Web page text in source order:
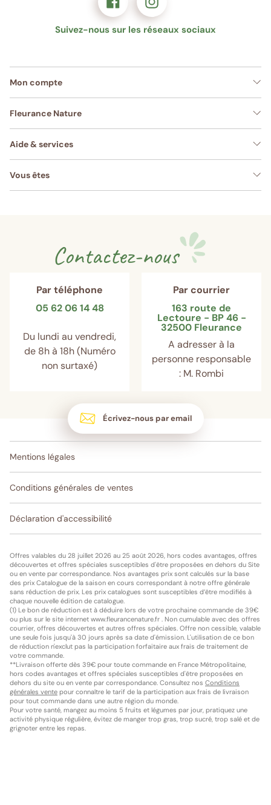
Suivez-nous sur les réseaux sociaux
Mon compte
Fleurance Nature
Aide & services
Vous êtes
Contactez-nous
Par téléphone
05 62 06 14 48
Du lundi au vendredi,
de 8h à 18h (Numéro
non surtaxé)
Par courrier
163 route de
Lectoure - BP 46 -
32500 Fleurance
A adresser à la
personne responsable
: M. Rombi
Écrivez-nous par email
Mentions légales
Conditions générales de ventes
Déclaration d'accessibilité
Offres valables du 28 juillet 2026 au 25 août 2026, hors codes avantages, offres
découvertes et offres spéciales susceptibles d'être proposées en dehors du Site
ou en vente par correspondance. Nos avantages prix sont calculés sur la base
des prix Catalogue de la saison en cours correspondant à notre offre générale
sans réduction de prix. Les prix catalogues sont susceptibles d’être modifiés à
chaque nouvelle édition de catalogue.
(1) Le bon de réduction est à déduire lors de votre prochaine commande de 39€
ou plus sur le site internet www.fleurancenature.fr . Non cumulable avec des offres
courrier, offres découvertes et autres offres spéciales. Offre non cessible, valable
une seule fois jusqu'à 30 jours après sa date d'émission. L'utilisation de ce bon
de réduction n'exclut pas la participation forfaitaire aux frais de traitement de
votre commande.
**Livraison offerte dès 39€ pour toute commande en France Métropolitaine,
hors codes avantages et offres spéciales susceptibles d'être proposées en
dehors du site ou en vente par correspondance. Consultez nos Conditions
générales vente pour connaître le tarif de la participation aux frais de livraison
pour tout commande dans une autre région du monde.
Pour votre santé, mangez au moins 5 fruits et légumes par jour, pratiquez une
activité physique régulière, évitez de manger trop gras, trop sucré, trop salé et de
grignoter entre les repas.